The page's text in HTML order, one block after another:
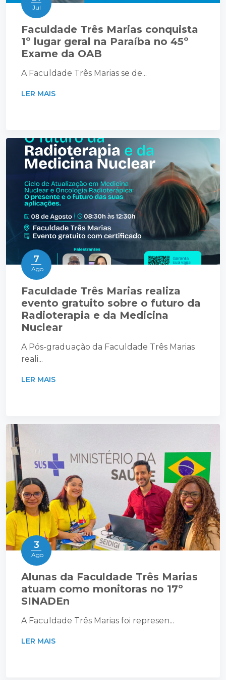
Jul
Faculdade Três Marias conquista
1º lugar geral na Paraíba no 45º
Exame da OAB
A Faculdade Três Marias se de...
LER MAIS
7
Ago
Faculdade Três Marias realiza
evento gratuito sobre o futuro da
Radioterapia e da Medicina
Nuclear
A Pós-graduação da Faculdade Três Marias
reali...
LER MAIS
3
Ago
Alunas da Faculdade Três Marias
atuam como monitoras no 17º
SINADEn
A Faculdade Três Marias foi represen...
LER MAIS